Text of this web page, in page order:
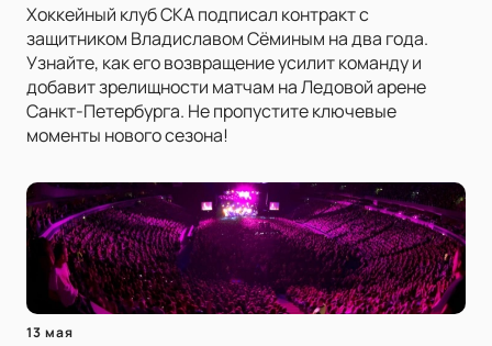
Хоккейный клуб СКА подписал контракт с
защитником Владиславом Сёминым на два года.
Узнайте, как его возвращение усилит команду и
добавит зрелищности матчам на Ледовой арене
Санкт-Петербурга. Не пропустите ключевые
моменты нового сезона!
13 мая